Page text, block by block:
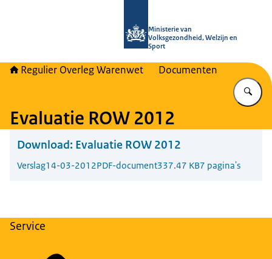
Ministerie van
Volksgezondheid, Welzijn en
Sport
Regulier Overleg Warenwet Documenten
Evaluatie ROW 2012
Download: Evaluatie ROW 2012
Verslag14-03-2012PDF-document337.47 KB7 pagina's
Service